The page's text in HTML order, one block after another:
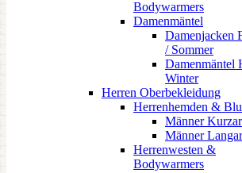
Bodywarmers
Damenmäntel
Damenjacken
/ Sommer
Damenmäntel
Winter
Herren Oberbekleidung
Herrenhemden &
Männer
Männer
Herrenwesten &
Bodywarmers